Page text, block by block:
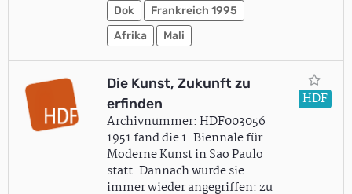
Dok
Frankreich 1995
Afrika
Mali
Die Kunst, Zukunft zu
erfinden
Archivnummer: HDF003056
1951 fand die 1. Biennale für
Moderne Kunst in Sao Paulo
statt. Dannach wurde sie
immer wieder angegriffen: zu
HDF